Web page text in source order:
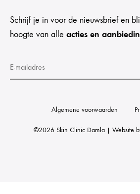
Schrijf je in voor de nieuwsbrief en
hoogte van alle acties en
©2026 Skin Clinic Damla | Website
Algemene voorwaarden